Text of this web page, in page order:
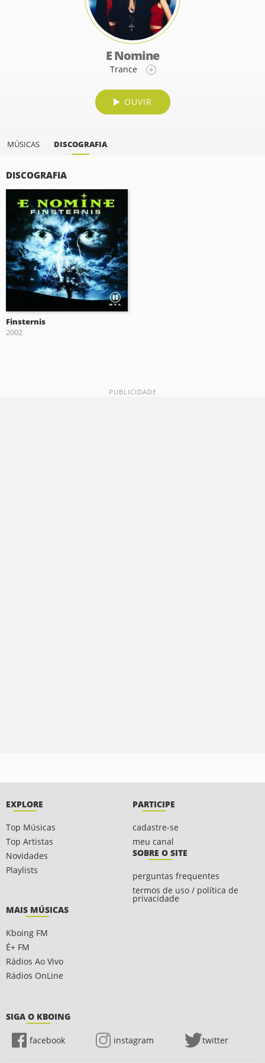
E Nomine
Trance
OUVIR
MÚSICAS DISCOGRAFIA
DISCOGRAFIA
Finsternis
2002
EXPLORE
Top Músicas
Top Artistas
Novidades
Playlists
PARTICIPE
cadastre-se
meu canal
SOBRE O SITE
perguntas frequentes
termos de uso / política de
privacidade
MAIS MÚSICAS
Kboing FM
É+ FM
Rádios Ao Vivo
Rádios OnLine
SIGA O KBOING
facebook instagram twitter